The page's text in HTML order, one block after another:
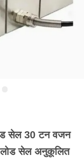
सेल 30 टन वजन
लोड सेल अनुकूलित